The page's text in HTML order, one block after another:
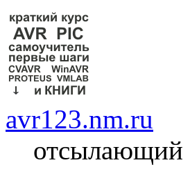
avr123.nm.ru
отсылающий